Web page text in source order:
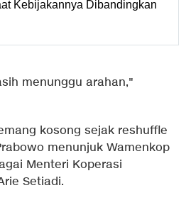
Kebijakannya Dibandingkan
menunggu arahan,"
kosong sejak reshuffle
menunjuk Wamenkop
Menteri Koperasi
Setiadi.